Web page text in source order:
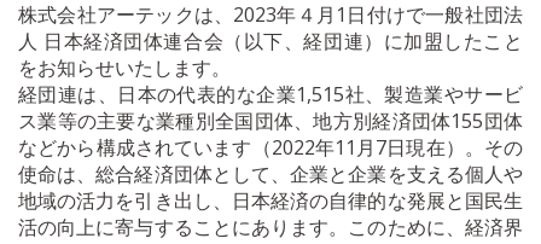
株式会社アーテックは、2023年４月1日付けで一般社団法
人 日本経済団体連合会（以下、経団連）に加盟したこと
をお知らせいたします。
経団連は、日本の代表的な企業1,515社、製造業やサービ
ス業等の主要な業種別全国団体、地方別経済団体155団体
などから構成されています（2022年11月7日現在）。その
使命は、総合経済団体として、企業と企業を支える個人や
地域の活力を引き出し、日本経済の自律的な発展と国民生
活の向上に寄与することにあります。このために、経済界